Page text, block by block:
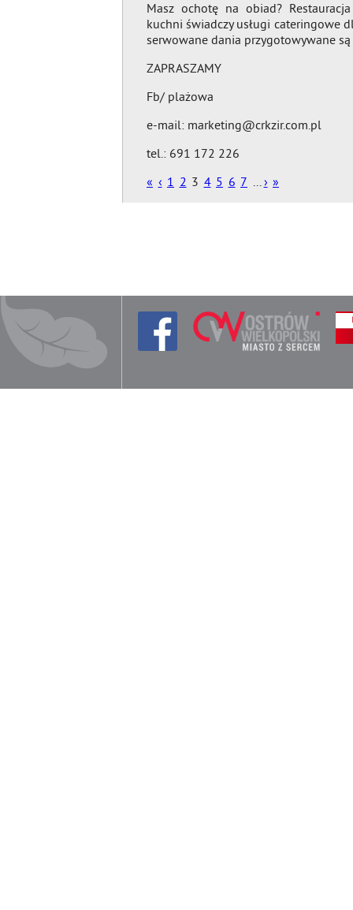
Masz ochotę na obiad?
kuchni świadczy usługi cateringowe
serwowane dania przygotowywane
ZAPRASZAMY
Fb/ plażowa
e-mail: marketing@crkzir.com.pl
tel.: 691 172 226
« ‹ 1 2 3 4 5 6 7 ...› »